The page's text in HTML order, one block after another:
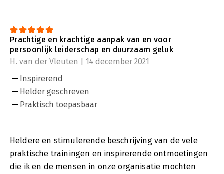
Prachtige en krachtige aanpak van en voor
persoonlijk leiderschap en duurzaam geluk
H. van der Vleuten | 14 december 2021
Inspirerend
Helder geschreven
Praktisch toepasbaar
Heldere en stimulerende beschrijving van de vele
praktische trainingen en inspirerende ontmoetingen
die ik en de mensen in onze organisatie mochten